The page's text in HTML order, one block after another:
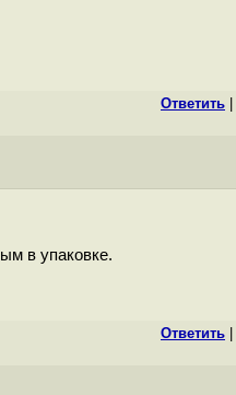
Ответить
в упаковке.
Ответить